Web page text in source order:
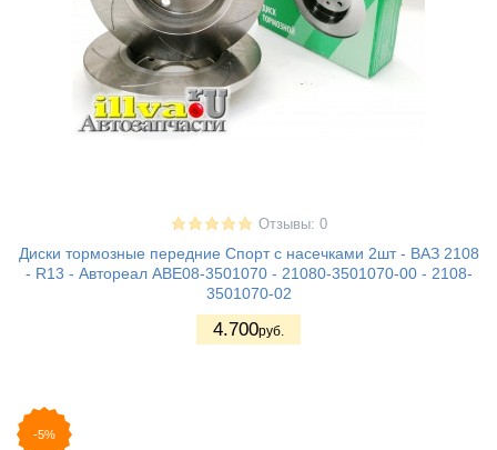
Отзывы: 0
Диски тормозные передние Спорт с насечками 2шт - ВАЗ 2108
- R13 - Автореал AВЕ08-3501070 - 21080-3501070-00 - 2108-
3501070-02
4.700руб.
-5%